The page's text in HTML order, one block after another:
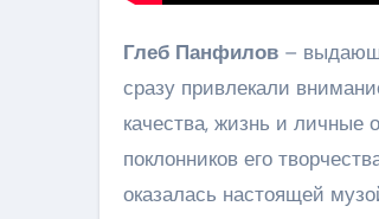
Глеб Панфилов –
сразу привлекали
качества, жизнь и личные
поклонников его
оказалась настоящей